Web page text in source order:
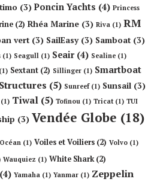
(3) Poncin Yachts (4) Princess
(2) Rhéa Marine (3) Riva (1) RM
vert (3) SailEasy(3) Samboat (3)
(1) Seagull (1) Seair(4) Sealine (1)
(1) Sextant (2) Sillinger (1) Smartboat
Structures (5) Sunreef(1) Sunsail (3)
(1) Tiwal (5) Tofinou (1) Tricat(1) TUI
(3) Vendée Globe (18)
(1) Voiles et Voiliers (2) Volvo (1)
Wauquiez (1) White Shark(2)
Yamaha (1) Yanmar (1) Zeppelin